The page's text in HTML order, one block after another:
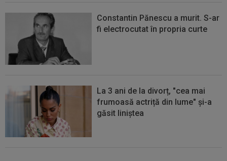
Constantin Pănescu a murit. S-ar
fi electrocutat în propria curte
La 3 ani de la divorț, "cea mai
frumoasă actriță din lume" și-a
găsit liniștea